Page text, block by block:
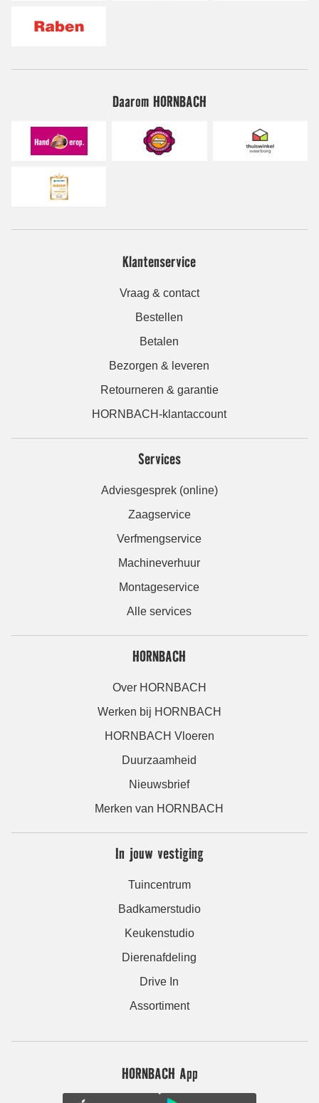
Daarom HORNBACH
Klantenservice
Vraag & contact
Bestellen
Betalen
Bezorgen & leveren
Retourneren & garantie
HORNBACH-klantaccount
Services
Adviesgesprek (online)
Zaagservice
Verfmengservice
Machineverhuur
Montageservice
Alle services
HORNBACH
Over HORNBACH
Werken bij HORNBACH
HORNBACH Vloeren
Duurzaamheid
Nieuwsbrief
Merken van HORNBACH
In jouw vestiging
Tuincentrum
Badkamerstudio
Keukenstudio
Dierenafdeling
Drive In
Assortiment
HORNBACH App